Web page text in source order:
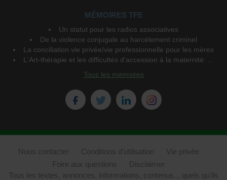
MÉMOIRES TFE
Un statut pour les radios associatives
De la violence conjugale au harcèlement criminel
La conciliation vie privée/vie professionnelle pour les mères
L'Art-thérapie et les difficultés d'accession à la maternité: ...
Tous les mémoires
Nous contacter Conditions d'utilisation
Vie privée
Foire aux questions
Disclaimer
Tous les textes, annonces, informations, contenus... quels qu’ils